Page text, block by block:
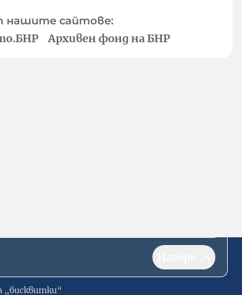
нашите сайтове:
Архивен фонд на БНР
„бисквитки“